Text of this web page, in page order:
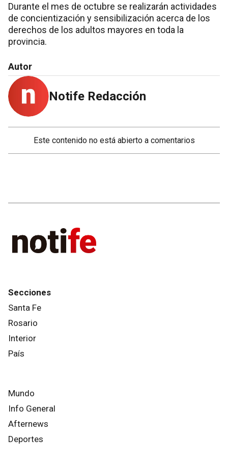
Durante el mes de octubre se realizarán actividades
de concientización y sensibilización acerca de los
derechos de los adultos mayores en toda la
provincia.
Autor
Notife Redacción
Este contenido no está abierto a comentarios
Secciones
Santa Fe
Rosario
Interior
País
Mundo
Info General
Afternews
Deportes